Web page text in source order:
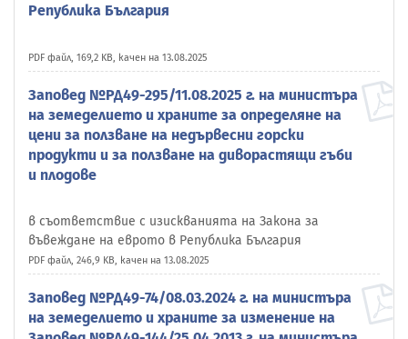
Република България
PDF файл, 169,2 KB, качен на 13.08.2025
Заповед №РД49-295/11.08.2025 г. на министъра
на земеделието и храните за определяне на
цени за ползване на недървесни горски
продукти и за ползване на диворастящи гъби
и плодове
в съответствие с изискванията на Закона за
въвеждане на еврото в Република България
PDF файл, 246,9 KB, качен на 13.08.2025
Заповед №РД49-74/08.03.2024 г. на министъра
на земеделието и храните за изменение на